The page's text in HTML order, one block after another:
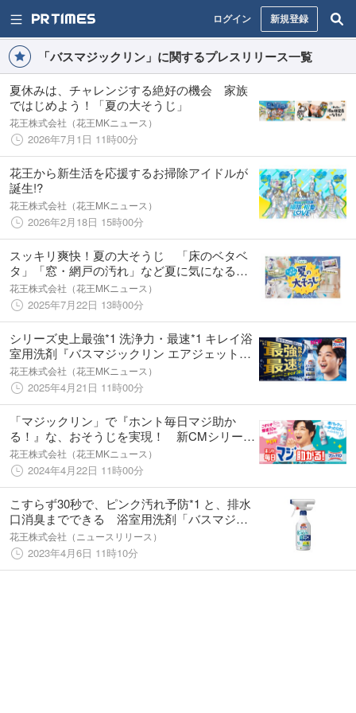
ログイン 新規登録
「バスマジックリン」に関するプレスリリース一覧
夏休みは、チャレンジする絶好の機会 家族
ではじめよう！「夏の大そうじ」
花王株式会社（花王MKニュース）
2026年7月1日 11時00分
花王から新生活を応援するお掃除アイドルが
誕生!?
花王株式会社（花王MKニュース）
2026年2月18日 15時00分
スッキリ爽快！夏の大そうじ 「床のベタベ
タ」「窓・網戸の汚れ」など夏に気になる汚
れを解決！ 特設サイトは2025年7月22日よ
り公開
花王株式会社（花王MKニュース）
2025年7月22日 13時00分
シリーズ史上最強*1 洗浄力・最速*1 キレイ浴
室用洗剤『バスマジックリン エアジェット』
2025年4月26日改良新発売
花王株式会社（花王MKニュース）
2025年4月21日 11時00分
「マジックリン」で『ホント毎日マジ助か
る！』な、おそうじを実現！ 新CMシリーズ
を2024年4月22日放映開始
花王株式会社（花王MKニュース）
2024年4月22日 11時00分
こすらず30秒で、ピンク汚れ予防*1 と、排水
口消臭までできる 浴室用洗剤「バスマジッ
クリン エアジェット 除菌EX」新発売
花王株式会社（ニュースリリース）
2023年4月6日 11時10分